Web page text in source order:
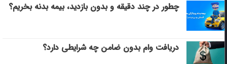
چطور در چند دقیقه و بدون بازدید، بیمه بدنه بخریم؟
دریافت وام بدون ضامن چه شرایطی دارد؟